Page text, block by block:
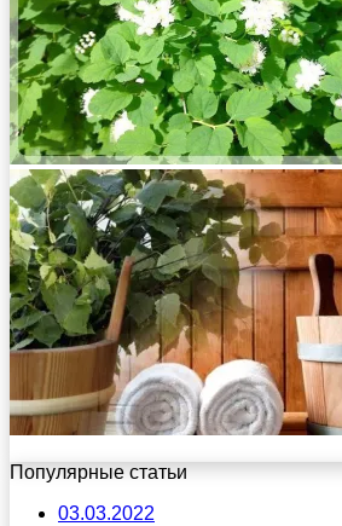
Популярные статьи
03.03.2022